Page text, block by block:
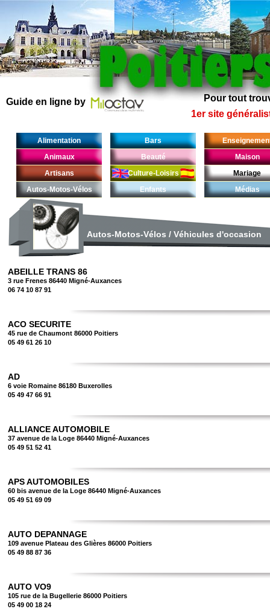
Pour tout
1er site
Guide en ligne by
Alimentation
Animaux
Artisans
Autos-Motos-Vélos
Bars
Beauté
Culture-Loisirs
Enfants
Maison
Mariage
Médias
Autos-Motos-Vélos / Véhicules d'occasion
ABEILLE TRANS 86
3 rue Frenes 86440 Migné-Auxances
06 74 10 87 91
ACO SECURITE
45 rue de Chaumont 86000 Poitiers
05 49 61 26 10
AD
6 voie Romaine 86180 Buxerolles
05 49 47 66 91
ALLIANCE AUTOMOBILE
37 avenue de la Loge 86440 Migné-Auxances
05 49 51 52 41
APS AUTOMOBILES
60 bis avenue de la Loge 86440 Migné-Auxances
05 49 51 69 09
AUTO DEPANNAGE
109 avenue Plateau des Glières 86000 Poitiers
05 49 88 87 36
AUTO VO9
105 rue de la Bugellerie 86000 Poitiers
05 49 00 18 24